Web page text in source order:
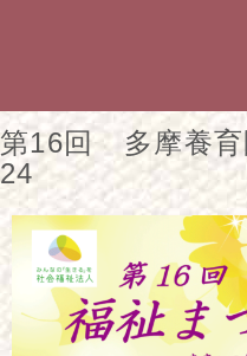
第16回 多摩養
24